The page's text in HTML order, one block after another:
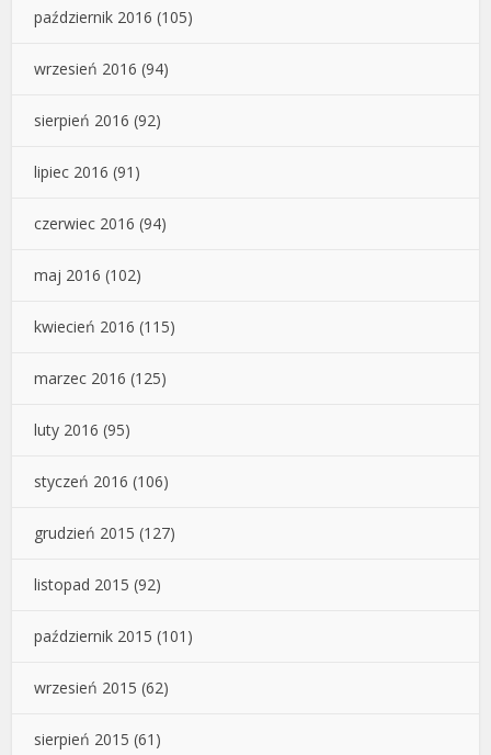
październik 2016 (105)
wrzesień 2016 (94)
sierpień 2016 (92)
lipiec 2016 (91)
czerwiec 2016 (94)
maj 2016 (102)
kwiecień 2016 (115)
marzec 2016 (125)
luty 2016 (95)
styczeń 2016 (106)
grudzień 2015 (127)
listopad 2015 (92)
październik 2015 (101)
wrzesień 2015 (62)
sierpień 2015 (61)